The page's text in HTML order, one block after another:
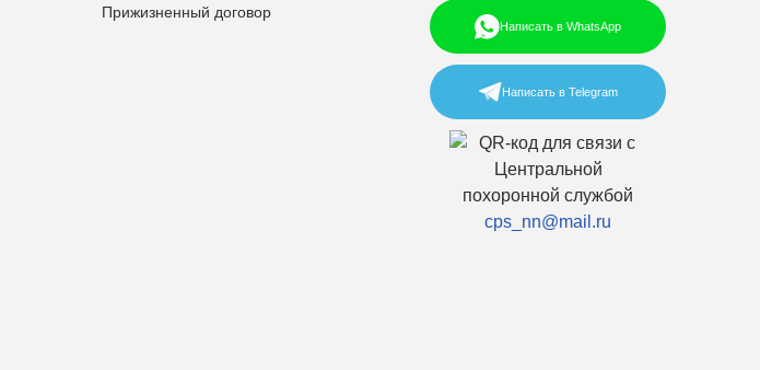
Прижизненный договор
Написать в WhatsApp
Написать в Telegram
cps_nn@mail.ru